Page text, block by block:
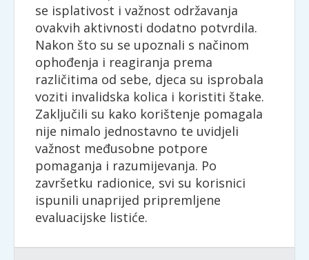
se isplativost i važnost održavanja
ovakvih aktivnosti dodatno potvrdila.
Nakon što su se upoznali s načinom
ophođenja i reagiranja prema
različitima od sebe, djeca su isprobala
voziti invalidska kolica i koristiti štake.
Zaključili su kako korištenje pomagala
nije nimalo jednostavno te uvidjeli
važnost međusobne potpore
pomaganja i razumijevanja. Po
završetku radionice, svi su korisnici
ispunili unaprijed pripremljene
evaluacijske listiće.